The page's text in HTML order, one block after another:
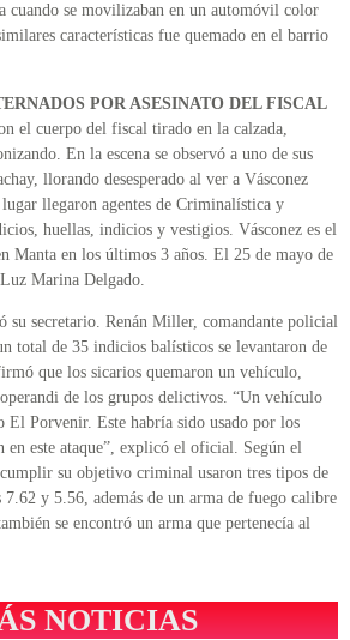
cuando se movilizaban en un automóvil color
características fue quemado en el barrio
POR ASESINATO DEL FISCAL
el cuerpo del fiscal tirado en la calzada,
En la escena se observó a uno de sus
llorando desesperado al ver a Vásconez
llegaron agentes de Criminalística y
huellas, indicios y vestigios. Vásconez es el
Manta en los últimos 3 años. El 25 de mayo de
Marina Delgado.
su secretario. Renán Miller, comandante policial
total de 35 indicios balísticos se levantaron de
que los sicarios quemaron un vehículo,
de los grupos delictivos. “Un vehículo
El Porvenir. Este habría sido usado por los
en este ataque”, explicó el oficial. Según el
su objetivo criminal usaron tres tipos de
7.62 y 5.56, además de un arma de fuego calibre
se encontró un arma que pertenecía al
NOTICIAS